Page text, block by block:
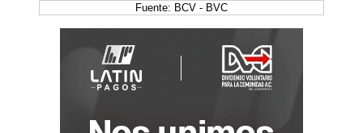
Fuente: BCV - BVC